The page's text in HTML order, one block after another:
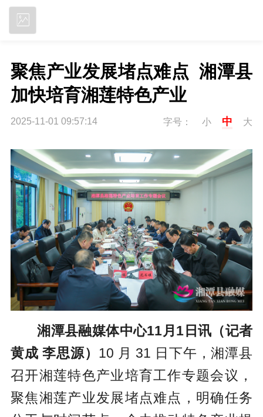
聚焦产业发展堵点难点  湘潭县
加快培育湘莲特色产业
2025-11-01 09:57:14 字号： 小 中 大
湘潭县融媒体中心11月1日讯（记者
黄成 李思源） 10 月 31 日下午，湘潭县
召开湘莲特色产业培育工作专题会议，
聚焦湘莲产业发展堵点难点，明确任务